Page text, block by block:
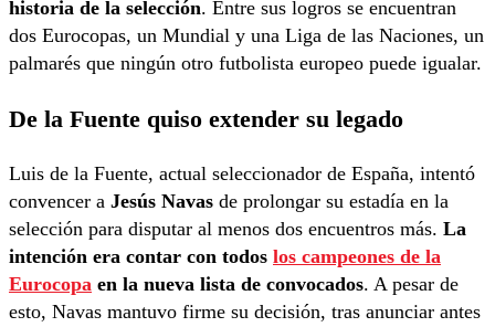
historia de la selección. Entre sus logros se encuentran
dos Eurocopas, un Mundial y una Liga de las Naciones, un
palmarés que ningún otro futbolista europeo puede igualar.
De la Fuente quiso extender su legado
Luis de la Fuente, actual seleccionador de España, intentó
convencer a Jesús Navas de prolongar su estadía en la
selección para disputar al menos dos encuentros más. La
intención era contar con todos los campeones de la
Eurocopa en la nueva lista de convocados. A pesar de
esto, Navas mantuvo firme su decisión, tras anunciar antes